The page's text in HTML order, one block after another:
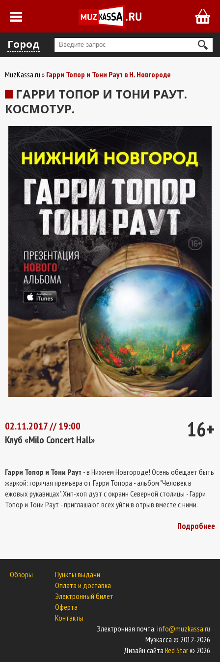
Город
MuzKassa.ru Гарри Топор и Тони Раут в Н. Новгороде
ГАРРИ ТОПОР И ТОНИ РАУТ.
КОСМОТУР.
16+
02.11.2017 // 19:00
Клуб «Milo Concert Hall»
Гарри Топор и Тони Раут - в Нижнем Новгороде! Осень обещает быть
жаркой: горячая премьера от Гарри Топора - альбом "Человек в
ежовых рукавицах". Хип-хоп дуэт с окраин Северной столицы - Гарри
Топор и Тони Раут - приглашают всех уйти в отрыв вместе с ними.
Подробнее
Обзоры
Пункты выдачи
Оплата и доставка
Электронный билет
Оферта
Контакты
Электронная почта: info@muzkassa.ru
Музкасса © 2012-2026
Дизайн сайта Red Star© 2026